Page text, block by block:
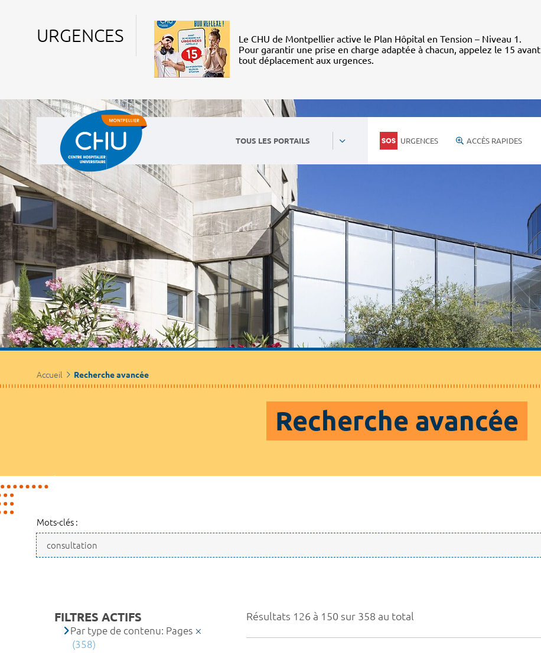
URGENCES
Le CHU de Montpellier active le Plan Hôpital en Tension – Niveau 1.
Pour garantir une prise en charge adaptée à chacun, appelez le 15 avant
tout déplacement aux urgences.
TOUS LES PORTAILS URGENCES ACCÈS RAPIDES
Accueil Recherche avancée
Recherche avancée
Mots-clés :
Résultats 126 à 150 sur 358 au total
FILTRES ACTIFS
Par type de contenu: Pages
(358)